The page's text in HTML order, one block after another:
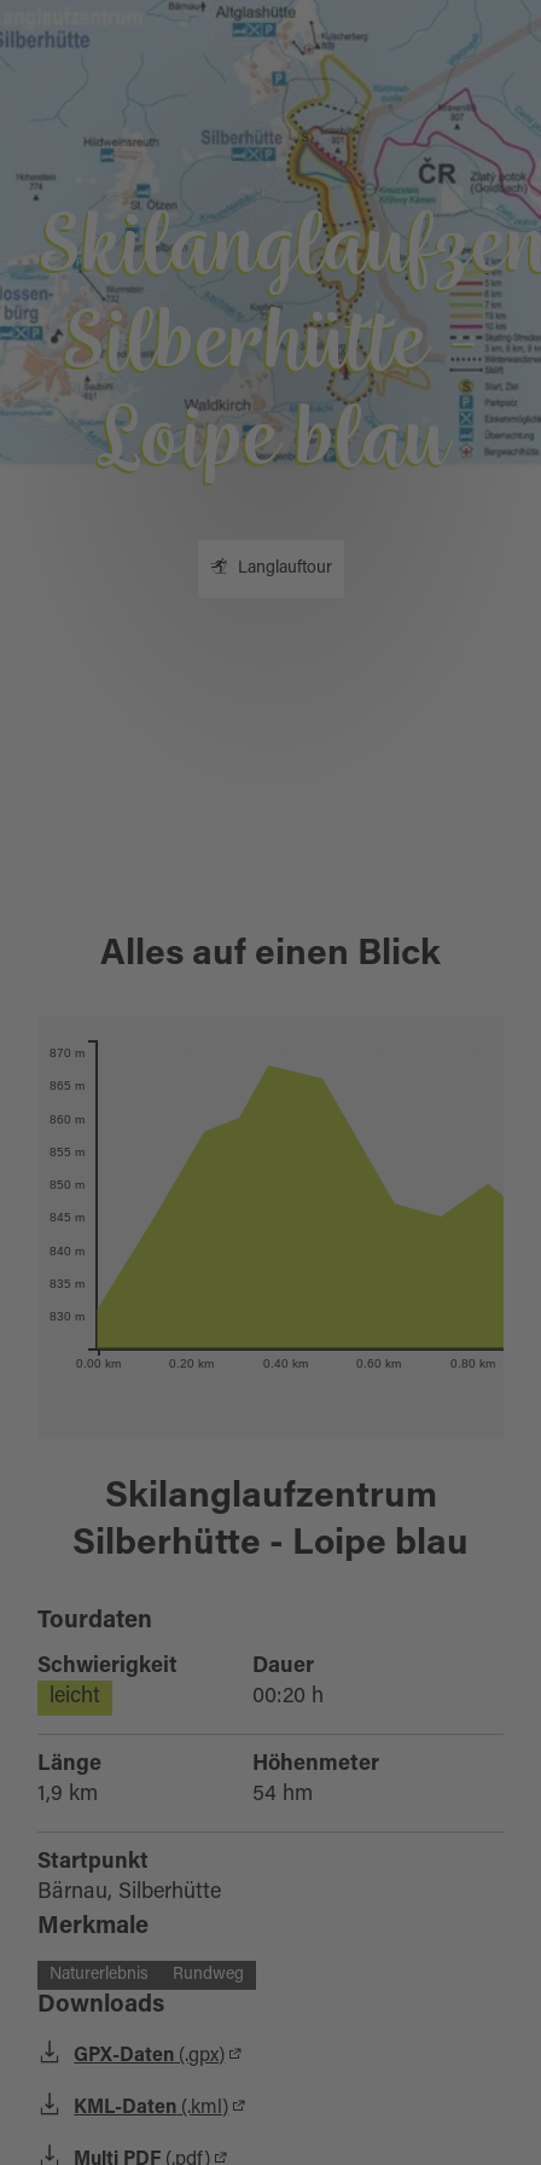
Silberhütte -
Loipe blau
Langlauftour
Alles auf einen Blick
0.00 km 0.20 km 0.40 km 0.60 km 0.80 km
830 m
835 m
840 m
845 m
850 m
855 m
860 m
865 m
870 m
Skilanglaufzentrum
Silberhütte - Loipe blau
Tourdaten
Schwierigkeit
leicht
Dauer
00:20 h
Länge
1,9 km
Höhenmeter
54 hm
Startpunkt
Bärnau, Silberhütte
Merkmale
Naturerlebnis Rundweg
Downloads
GPX-Daten (.gpx)
KML-Daten (.kml)
Multi PDF (.pdf)